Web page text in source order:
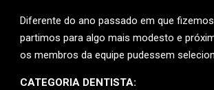
Diferente do ano passado em que
partimos para algo mais modesto e
os membros da equipe pudessem
CATEGORIA DENTISTA: